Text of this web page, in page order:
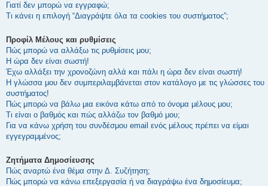
Γιατί δεν μπορώ να εγγραφώ;
Τι κάνει η επιλογή “Διαγράψτε όλα τα cookies του συστήματος”;
Προφίλ Μέλους και ρυθμίσεις
Πώς μπορώ να αλλάξω τις ρυθμίσεις μου;
Η ώρα δεν είναι σωστή!
Έχω αλλάξει την χρονοζώνη αλλά και πάλι η ώρα δεν είναι σωστή!
Η γλώσσα μου δεν συμπεριλαμβάνεται στον κατάλογο με τις γλώσσες του
συστήματος!
Πώς μπορώ να βάλω μια εικόνα κάτω από το όνομα μέλους μου;
Τι είναι ο βαθμός και πώς αλλάζω τον βαθμό μου;
Για να κάνω χρήση του συνδέσμου email ενός μέλους πρέπει να είμαι
εγγεγραμμένος;
Ζητήματα Δημοσίευσης
Πώς αναρτώ ένα θέμα στην Δ. Συζήτηση;
Πώς μπορώ να κάνω επεξεργασία ή να διαγράψω ένα δημοσίευμα;